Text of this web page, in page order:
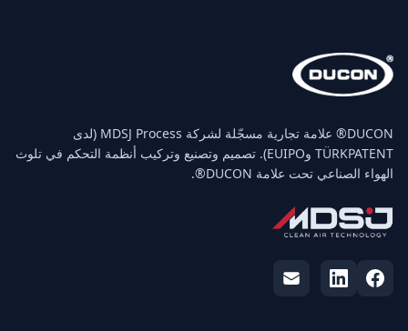
‏DUCON® علامة تجارية مسجّلة لشركة MDSJ Process (لدى
TÜRKPATENT وEUIPO). تصميم وتصنيع وتركيب أنظمة التحكم في تلوث
الهواء الصناعي تحت علامة DUCON®.